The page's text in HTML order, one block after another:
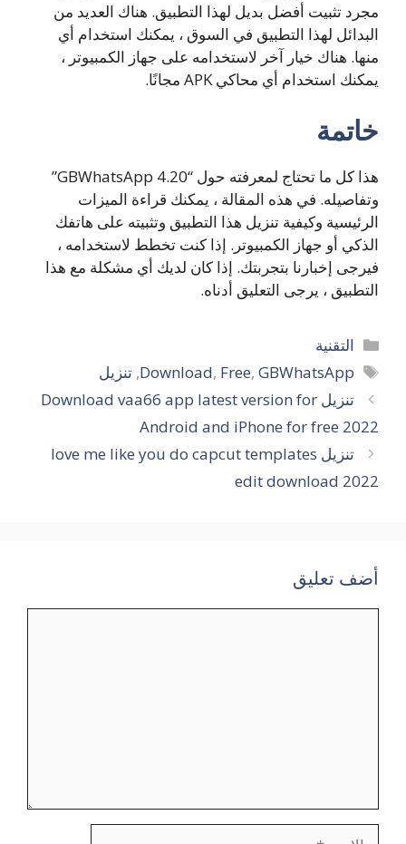
مجرد تثبيت أفضل بديل لهذا التطبيق. هناك العديد من
البدائل لهذا التطبيق في السوق ، يمكنك استخدام أي
منها. هناك خيار آخر لاستخدامه على جهاز الكمبيوتر ،
يمكنك استخدام أي محاكي APK مجانًا.
خاتمة
هذا كل ما تحتاج لمعرفته حول “GBWhatsApp 4.20”
وتفاصيله. في هذه المقالة ، يمكنك قراءة الميزات
الرئيسية وكيفية تنزيل هذا التطبيق وتثبيته على هاتفك
الذكي أو جهاز الكمبيوتر. إذا كنت تخطط لاستخدامه ،
فيرجى إخبارنا بتجربتك. إذا كان لديك أي مشكلة مع هذا
التطبيق ، يرجى التعليق أدناه.
التصنيفات
التقنية
الوسوم
Download, Free, GBWhatsApp
,تنزيل
تنزيل Download vaa66 app latest version for
Android and iPhone for free 2022
تنزيل love me like you do capcut templates
edit download 2022
أضف تعليق